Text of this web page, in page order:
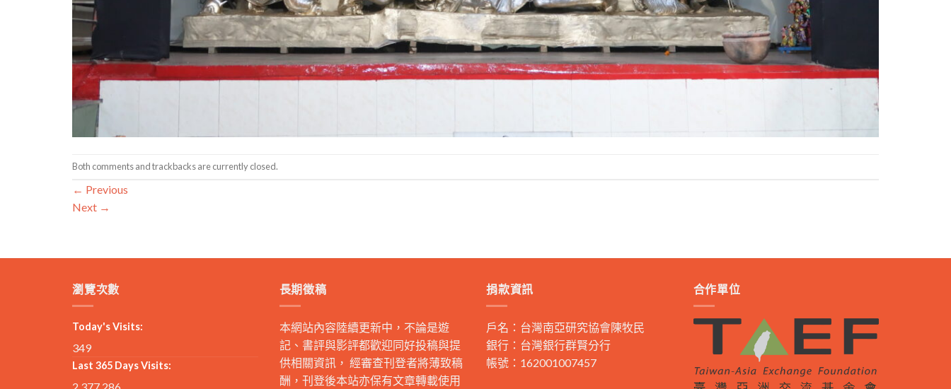
Both comments and trackbacks are currently closed.
← Previous
Next →
瀏覽次數
Today's Visits:
349
Last 365 Days Visits:
長期徵稿
本網站內容陸續更新中，不論是遊
記、書評與影評都歡迎同好投稿與提
供相關資訊， 經審查刊登者將薄致稿
酬，刊登後本站亦保有文章轉載使用
捐款資訊
戶名：台灣南亞研究協會陳牧民
銀行：台灣銀行群賢分行
帳號：162001007457
合作單位